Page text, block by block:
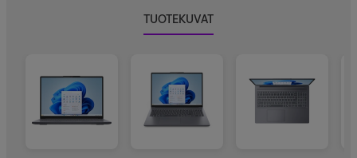
TUOTEKUVAT